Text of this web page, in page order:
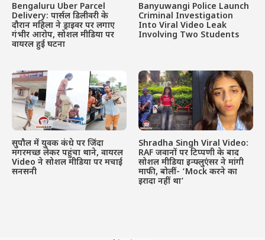
Bengaluru Uber Parcel
Delivery: पार्सल डिलीवरी के
दौरान महिला ने ड्राइवर पर लगाए
गंभीर आरोप, सोशल मीडिया पर
वायरल हुई घटना
Banyuwangi Police Launch
Criminal Investigation
Into Viral Video Leak
Involving Two Students
सुपौल में युवक कंधे पर जिंदा
मगरमच्छ लेकर पहुंचा थाने, वायरल
Video ने सोशल मीडिया पर मचाई
सनसनी
Shradha Singh Viral Video:
RAF जवानों पर टिप्पणी के बाद
सोशल मीडिया इन्फ्लुएंसर ने मांगी
माफी, बोलीं- ‘Mock करने का
इरादा नहीं था’